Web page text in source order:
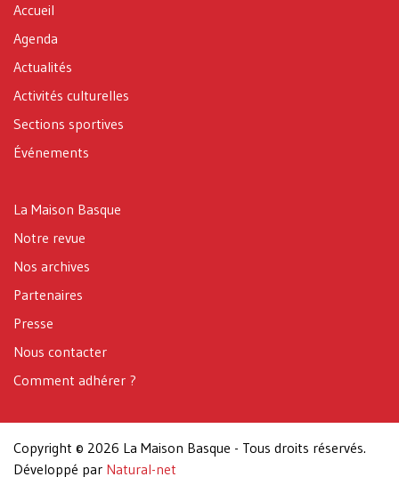
Accueil
Agenda
Actualités
Activités culturelles
Sections sportives
Événements
La Maison Basque
Notre revue
Nos archives
Partenaires
Presse
Nous contacter
Comment adhérer ?
Copyright © 2026 La Maison Basque - Tous droits réservés.
Développé par Natural-net